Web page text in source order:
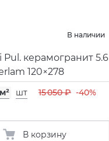
В наличии
Pul. керамогранит 5.6
120×278
м² шт 15 050 ₽ -40%
В корзину